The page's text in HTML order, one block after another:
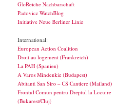
GloReiche Nachbarschaft
Padovicz WatchBlog
Initiative Neue Berliner Linie
International:
European Action Coalition
Droit au logement (Frankreich)
La PAH (Spanien)
A Varos Mindenkie (Budapest)
Abitanti San Siro – CS Cantiere (Mailand)
Frontul Comun pentru Dreptul la Locuire
(Bukarest/Cluj)